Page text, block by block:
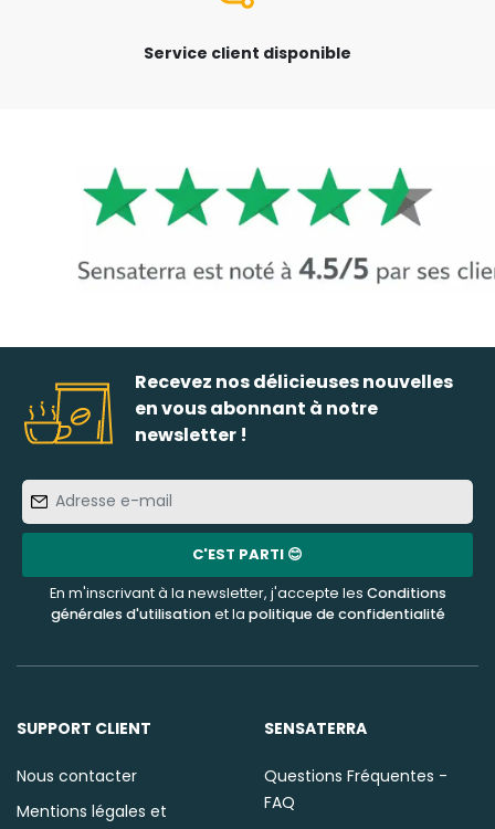
Service client disponible
Recevez nos délicieuses nouvelles
en vous abonnant à notre
newsletter !
e-
mail
C'EST PARTI 😊
En m'inscrivant à la newsletter, j'accepte les Conditions
générales d'utilisationet la politique de confidentialité
SUPPORT CLIENT
Nous contacter
Mentions légales et
SENSATERRA
Questions Fréquentes -
FAQ